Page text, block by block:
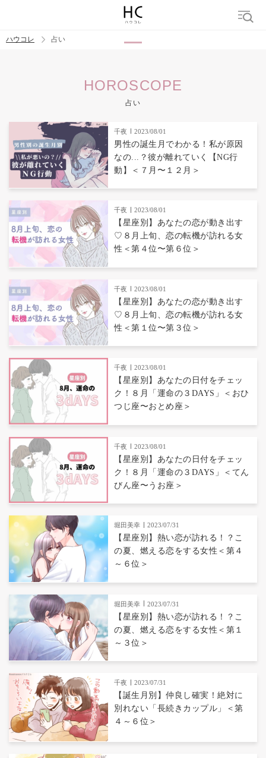
ハウコレ 占い
HOROSCOPE
占い
千夜 2023/08/01
男性の誕生月でわかる！私が原因
なの...？彼が離れていく【NG行
動】＜７月〜１２月＞
千夜 2023/08/01
【星座別】あなたの恋が動き出す
♡８月上旬、恋の転機が訪れる女
性＜第４位〜第６位＞
千夜 2023/08/01
【星座別】あなたの恋が動き出す
♡８月上旬、恋の転機が訪れる女
性＜第１位〜第３位＞
千夜 2023/08/01
【星座別】あなたの日付をチェッ
ク！８月「運命の３DAYS」＜おひ
つじ座〜おとめ座＞
千夜 2023/08/01
【星座別】あなたの日付をチェッ
ク！８月「運命の３DAYS」＜てん
びん座〜うお座＞
堀田美幸 2023/07/31
【星座別】熱い恋が訪れる！？こ
の夏、燃える恋をする女性＜第４
～６位＞
堀田美幸 2023/07/31
【星座別】熱い恋が訪れる！？こ
の夏、燃える恋をする女性＜第１
～３位＞
千夜 2023/07/31
【誕生月別】仲良し確実！絶対に
別れない「長続きカップル」＜第
４～６位＞